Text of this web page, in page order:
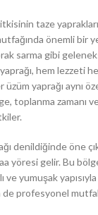
taze
önemli bir
sarma gibi
hem lezzeti
yaprağı aynı
toplanma zamanı
denildiğinde öne
yöresi gelir. Bu
ve yumuşak
profesyonel